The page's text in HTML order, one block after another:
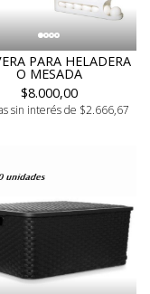
PARA HELADERA
O MESADA
$8.000,00
sin interés de $2.666,67